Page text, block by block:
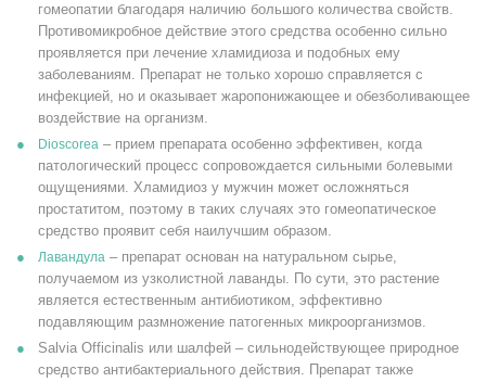
гомеопатии благодаря наличию большого количества свойств.
Противомикробное действие этого средства особенно сильно
проявляется при лечение хламидиоза и подобных ему
заболеваниям. Препарат не только хорошо справляется с
инфекцией, но и оказывает жаропонижающее и обезболивающее
воздействие на организм.
Dioscorea – прием препарата особенно эффективен, когда
патологический процесс сопровождается сильными болевыми
ощущениями. Хламидиоз у мужчин может осложняться
простатитом, поэтому в таких случаях это гомеопатическое
средство проявит себя наилучшим образом.
Лавандула – препарат основан на натуральном сырье,
получаемом из узколистной лаванды. По сути, это растение
является естественным антибиотиком, эффективно
подавляющим размножение патогенных микроорганизмов.
Salvia Officinalis или шалфей – сильнодействующее природное
средство антибактериального действия. Препарат также